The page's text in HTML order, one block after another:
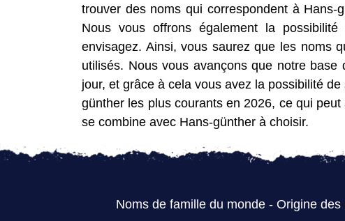
trouver des noms qui correspondent à
Nous vous offrons également la
envisagez. Ainsi, vous saurez que les noms
utilisés. Nous vous avançons que notre
jour, et grâce à cela vous avez la possibilité
günther les plus courants en 2026, ce qui
se combine avec Hans-günther à choisir.
Noms de famille du monde- Origine des